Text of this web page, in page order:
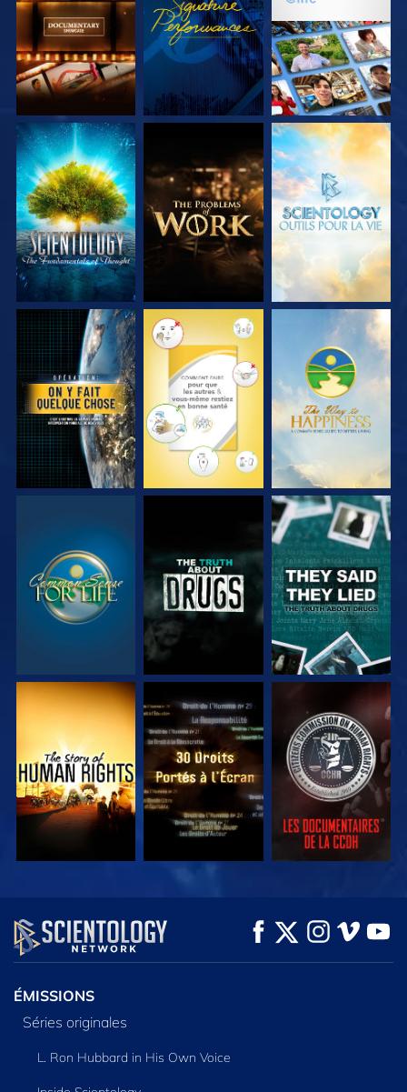
SÉRIES
DÉCOUVRIR LES
SÉRIES
DÉCOUVRIR LES
SÉRIES
DÉCOUVRIR LES
SÉRIES
REGARDER REGARDER REGARDER
REGARDER REGARDER REGARDER
REGARDER REGARDER REGARDER
REGARDER REGARDER
DÉCOUVRIR LES
SÉRIES
ÉMISSIONS
Séries originales
L. Ron Hubbard in His Own Voice